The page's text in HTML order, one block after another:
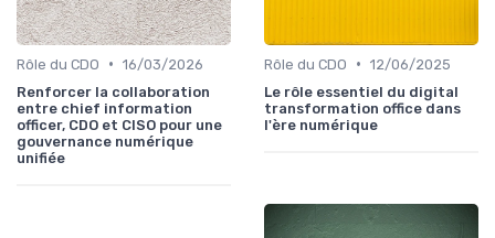
Rôle du CDO • 16/03/2026
Renforcer la collaboration
entre chief information
officer, CDO et CISO pour une
gouvernance numérique
unifiée
Rôle du CDO • 12/06/2025
Le rôle essentiel du digital
transformation office dans
l'ère numérique